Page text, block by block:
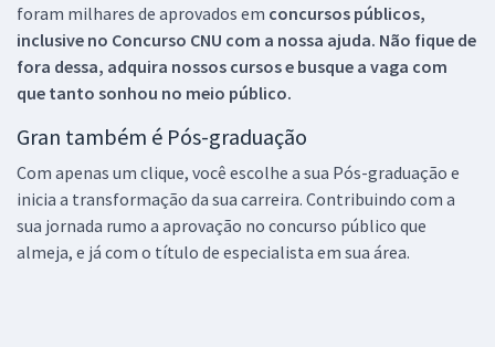
foram milhares de aprovados em concursos públicos,
inclusive no Concurso CNU com a nossa ajuda. Não fique de
fora dessa, adquira nossos cursos e busque a vaga com
que tanto sonhou no meio público.
Gran também é Pós-graduação
Com apenas um clique, você escolhe a sua Pós-graduação e
inicia a transformação da sua carreira. Contribuindo com a
sua jornada rumo a aprovação no concurso público que
almeja, e já com o título de especialista em sua área.